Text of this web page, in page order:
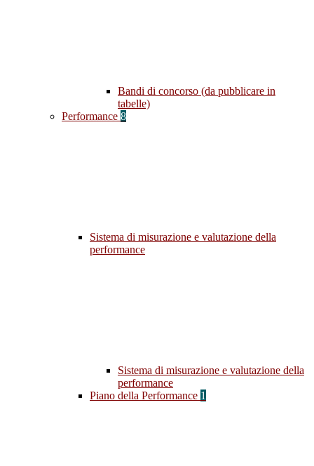
Bandi di concorso (da pubblicare in
tabelle)
Performance 8
Sistema di misurazione e valutazione della
performance
Sistema di misurazione e valutazione della
performance
Piano della Performance 1